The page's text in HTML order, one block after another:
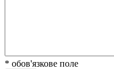
* обов'язкове поле